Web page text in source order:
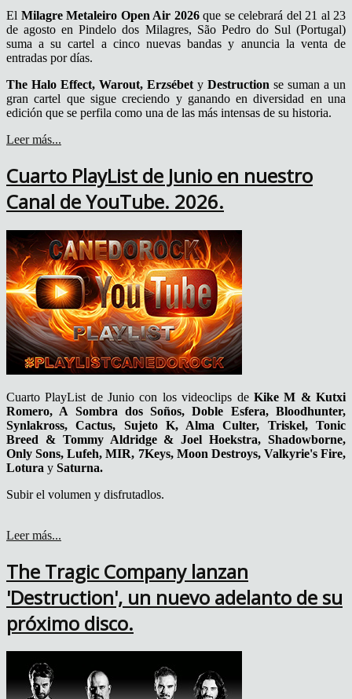
El Milagre Metaleiro Open Air 2026que se celebrará del 21 al 23
de agosto en Pindelo dos Milagres, São Pedro do Sul (Portugal)
suma a su cartel a cinco nuevas bandas y anuncia la venta de
entradas por días.
The Halo Effect, Warout, Erzsébet y Destruction se suman a un
gran cartel que sigue creciendo y ganando en diversidad en una
edición que se perfila como una de las más intensas de su historia.
Leer más...
Cuarto PlayList de Junio en nuestro
Canal de YouTube. 2026.
Cuarto PlayList de Junio con los videoclips deKike M & Kutxi
Romero, A Sombra dos Soños, Doble Esfera, Bloodhunter,
Synlakross, Cactus, Sujeto K, Alma Culter, Triskel, Tonic
Breed & Tommy Aldridge & Joel Hoekstra, Shadowborne,
Only Sons, Lufeh, MIR, 7Keys, Moon Destroys, Valkyrie's Fire,
Lotura y Saturna.
Subir el volumen y disfrutadlos.
Leer más...
The Tragic Company lanzan
'Destruction', un nuevo adelanto de su
próximo disco.